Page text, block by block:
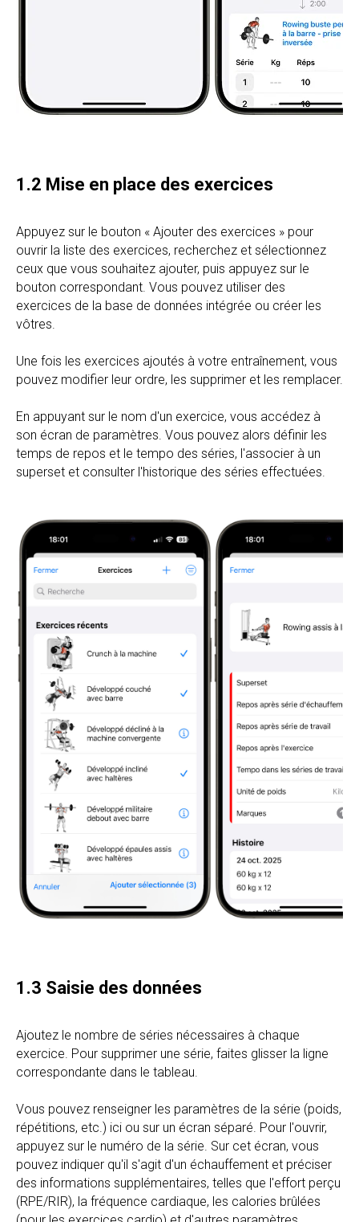
1.2 Mise en place des exercices
Appuyez sur le bouton « Ajouter des exercices » pour
ouvrir la liste des exercices, recherchez et sélectionnez
ceux que vous souhaitez ajouter, puis appuyez sur le
bouton correspondant. Vous pouvez utiliser des
exercices de la base de données intégrée ou créer les
vôtres.
Une fois les exercices ajoutés à votre entraînement, vous
pouvez modifier leur ordre, les supprimer et les remplacer.
En appuyant sur le nom d'un exercice, vous accédez à
son écran de paramètres. Vous pouvez alors définir les
temps de repos et le tempo des séries, l'associer à un
superset et consulter l'historique des séries effectuées.
1.3 Saisie des données
Ajoutez le nombre de séries nécessaires à chaque
exercice. Pour supprimer une série, faites glisser la ligne
correspondante dans le tableau.
Vous pouvez renseigner les paramètres de la série (poids,
répétitions, etc.) ici ou sur un écran séparé. Pour l'ouvrir,
appuyez sur le numéro de la série. Sur cet écran, vous
pouvez indiquer qu'il s'agit d'un échauffement et préciser
des informations supplémentaires, telles que l'effort perçu
(RPE/RIR), la fréquence cardiaque, les calories brûlées